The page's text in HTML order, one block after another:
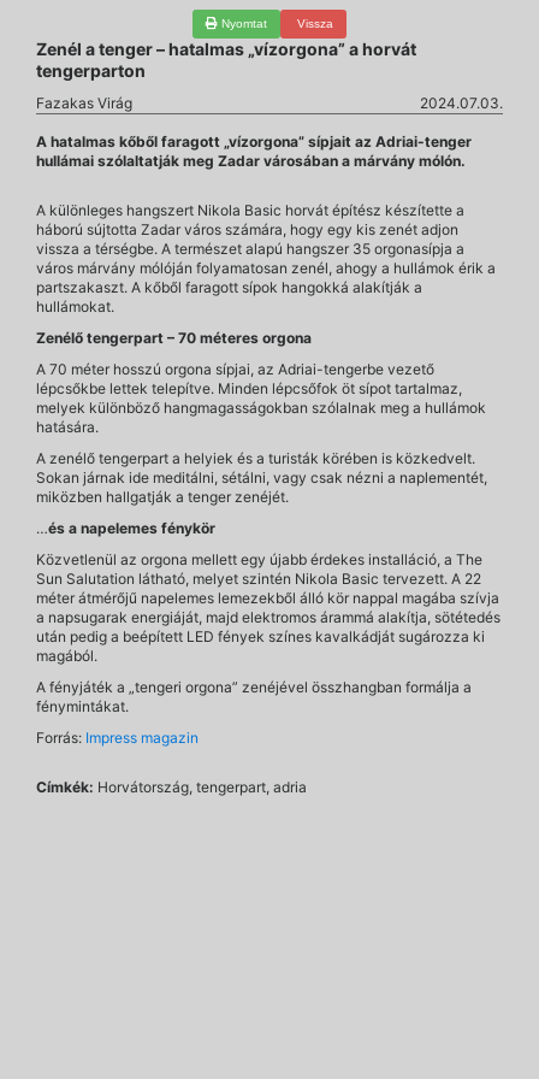
Nyomtat Vissza
Zenél a tenger – hatalmas „vízorgona” a horvát
tengerparton
Fazakas Virág 2024.07.03.
A hatalmas kőből faragott „vízorgona” sípjait az Adriai-tenger
hullámai szólaltatják meg Zadar városában a márvány mólón.
A különleges hangszert Nikola Basic horvát építész készítette a
háború sújtotta Zadar város számára, hogy egy kis zenét adjon
vissza a térségbe. A természet alapú hangszer 35 orgonasípja a
város márvány mólóján folyamatosan zenél, ahogy a hullámok érik a
partszakaszt. A kőből faragott sípok hangokká alakítják a
hullámokat.
Zenélő tengerpart – 70 méteres orgona
A 70 méter hosszú orgona sípjai, az Adriai-tengerbe vezető
lépcsőkbe lettek telepítve. Minden lépcsőfok öt sípot tartalmaz,
melyek különböző hangmagasságokban szólalnak meg a hullámok
hatására.
A zenélő tengerpart a helyiek és a turisták körében is közkedvelt.
Sokan járnak ide meditálni, sétálni, vagy csak nézni a naplementét,
miközben hallgatják a tenger zenéjét.
…és a napelemes fénykör
Közvetlenül az orgona mellett egy újabb érdekes installáció, a The
Sun Salutation látható, melyet szintén Nikola Basic tervezett. A 22
méter átmérőjű napelemes lemezekből álló kör nappal magába szívja
a napsugarak energiáját, majd elektromos árammá alakítja, sötétedés
után pedig a beépített LED fények színes kavalkádját sugározza ki
magából.
A fényjáték a „tengeri orgona” zenéjével összhangban formálja a
fénymintákat.
Forrás: Impress magazin
Címkék: Horvátország, tengerpart, adria